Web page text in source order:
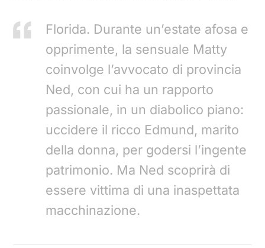
Florida. Durante un’estate afosa e
opprimente, la sensuale Matty
coinvolge l’avvocato di provincia
Ned, con cui ha un rapporto
passionale, in un diabolico piano:
uccidere il ricco Edmund, marito
della donna, per godersi l’ingente
patrimonio. Ma Ned scoprirà di
essere vittima di una inaspettata
macchinazione.